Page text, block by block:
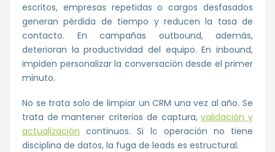
escritos, empresas repetidas o cargos desfasados
generan pérdida de tiempo y reducen la tasa de
contacto. En campañas outbound, además,
deterioran la productividad del equipo. En inbound,
impiden personalizar la conversación desde el primer
minuto.
No se trata solo de limpiar un CRM una vez al año. Se
trata de mantener criterios de captura,validación y
actualización continuos. Si la operación no tiene
disciplina de datos, la fuga de leads es estructural.